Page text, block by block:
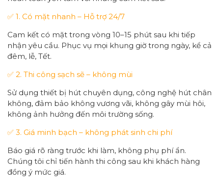
✅ 1. Có mặt nhanh – Hỗ trợ 24/7
Cam kết có mặt trong vòng 10–15 phút sau khi tiếp
nhận yêu cầu. Phục vụ mọi khung giờ trong ngày, kể cả
đêm, lễ, Tết.
✅ 2. Thi công sạch sẽ – không mùi
Sử dụng thiết bị hút chuyên dụng, công nghệ hút chân
không, đảm bảo không vương vãi, không gây mùi hôi,
không ảnh hưởng đến môi trường sống.
✅ 3. Giá minh bạch – không phát sinh chi phí
Báo giá rõ ràng trước khi làm, không phụ phí ẩn.
Chúng tôi chỉ tiến hành thi công sau khi khách hàng
đồng ý mức giá.